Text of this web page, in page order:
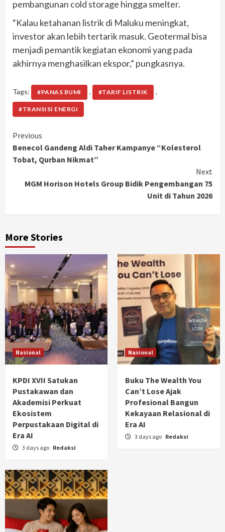
pembangunan cold storage hingga smelter.
“Kalau ketahanan listrik di Maluku meningkat,
investor akan lebih tertarik masuk. Geotermal bisa
menjadi pemantik kegiatan ekonomi yang pada
akhirnya menghasilkan ekspor,” pungkasnya.
Tags: #PANAS BUMI , #TARIF LISTRIK ,
#TRANSISI ENERGI
Continue
Reading
Previous
Benecol Gandeng Aldi Taher Kampanye “Kolesterol
Tobat, Qurban Nikmat”
Next
MGM Horison Hotels Group Bidik Pengembangan 75
Unit di Tahun 2026
More Stories
Nasional
KPDI XVII Satukan
Pustakawan dan
Akademisi Perkuat
Ekosistem
Perpustakaan Digital di
Era AI
3 days ago Redaksi
Nasional
Buku The Wealth You
Can’t Lose Ajak
Profesional Bangun
Kekayaan Relasional di
Era AI
3 days ago Redaksi